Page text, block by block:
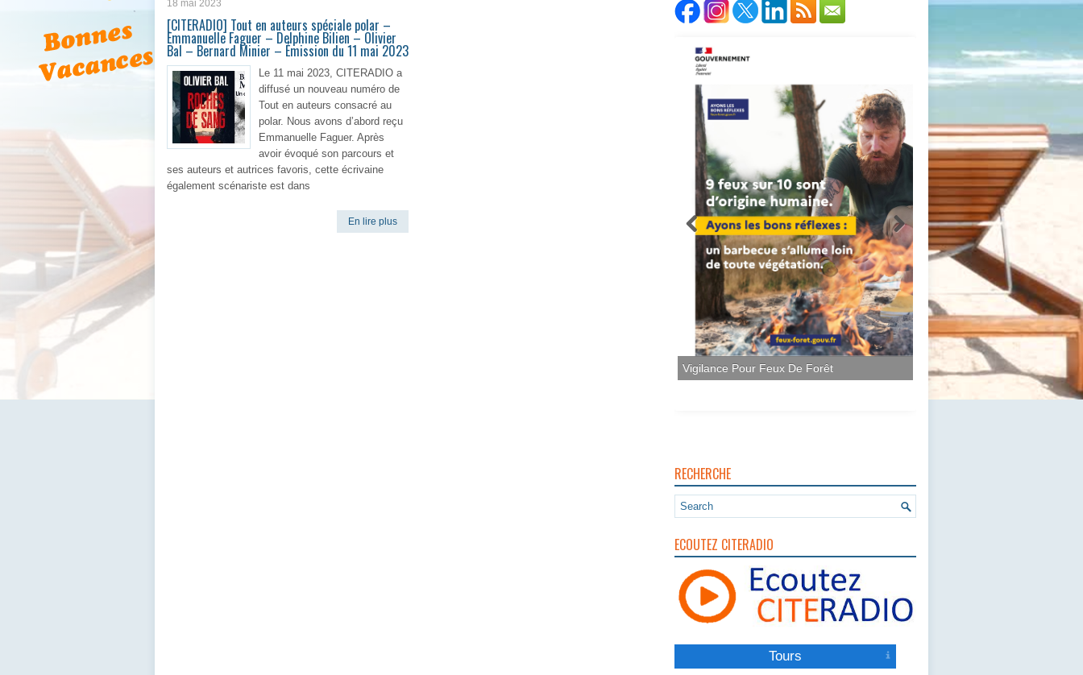
18 mai 2023
[CITERADIO] Tout en auteurs spéciale polar –
Emmanuelle Faguer – Delphine Bilien – Olivier
Bal – Bernard Minier – Émission du 11 mai 2023
Le 11 mai 2023, CITERADIO a
diffusé un nouveau numéro de
Tout en auteurs consacré au
polar. Nous avons d’abord reçu
Emmanuelle Faguer. Après
avoir évoqué son parcours et
ses auteurs et autrices favoris, cette écrivaine
également scénariste est dans
En lire plus
Vigilance Pour Feux De Forêt
RECHERCHE
ECOUTEZ CITERADIO
Tours